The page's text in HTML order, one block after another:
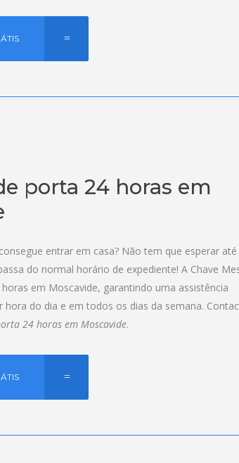
porta 24 horas em
entrar em casa? Não tem que esperar até
do normal horário de expediente! A Chave
em Moscavide, garantindo uma assistência
hora do dia e em todos os dias da semana.
24 horas em Moscavide.